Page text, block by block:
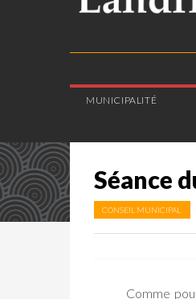
MUNICIPALITÉ
Séance
CONSEIL MUNICIPAL
Comme